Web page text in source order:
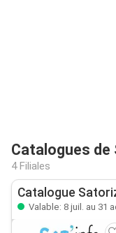
Catalogues de
4 Filiales
Catalogue
Valable: 8 juil. au 31